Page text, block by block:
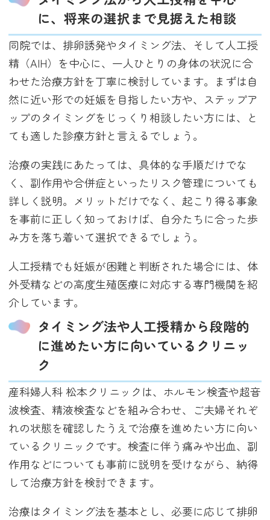
に、将来の選択まで見据えた相談
同院では、排卵誘発やタイミング法、そして人工授
精（AIH）を中心に、一人ひとりの身体の状況に合
わせた治療方針を丁寧に検討しています。まずは自
然に近い形での妊娠を目指したい方や、ステップア
ップのタイミングをじっくり相談したい方には、と
ても適した診療方針と言えるでしょう。
治療の実践にあたっては、具体的な手順だけでな
く、副作用や合併症といったリスク管理についても
詳しく説明。メリットだけでなく、起こり得る事象
を事前に正しく知っておけば、自分たちに合った歩
み方を落ち着いて選択できるでしょう。
人工授精でも妊娠が困難と判断された場合には、体
外受精などの高度生殖医療に対応する専門機関を紹
介しています。
タイミング法や人工授精から段階的
に進めたい方に向いているクリニッ
ク
産科婦人科 松本クリニックは、ホルモン検査や超音
波検査、精液検査などを組み合わせ、ご夫婦それぞ
れの状態を確認したうえで治療を進めたい方に向い
ているクリニックです。検査に伴う痛みや出血、副
作用などについても事前に説明を受けながら、納得
して治療方針を検討できます。
治療はタイミング法を基本とし、必要に応じて排卵